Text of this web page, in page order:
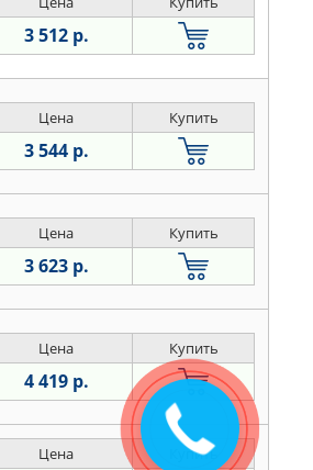
3 512 р.
Цена Купить
3 544 р.
Цена Купить
3 623 р.
Цена Купить
4 419 р.
Цена Купить
Закажите
звонок